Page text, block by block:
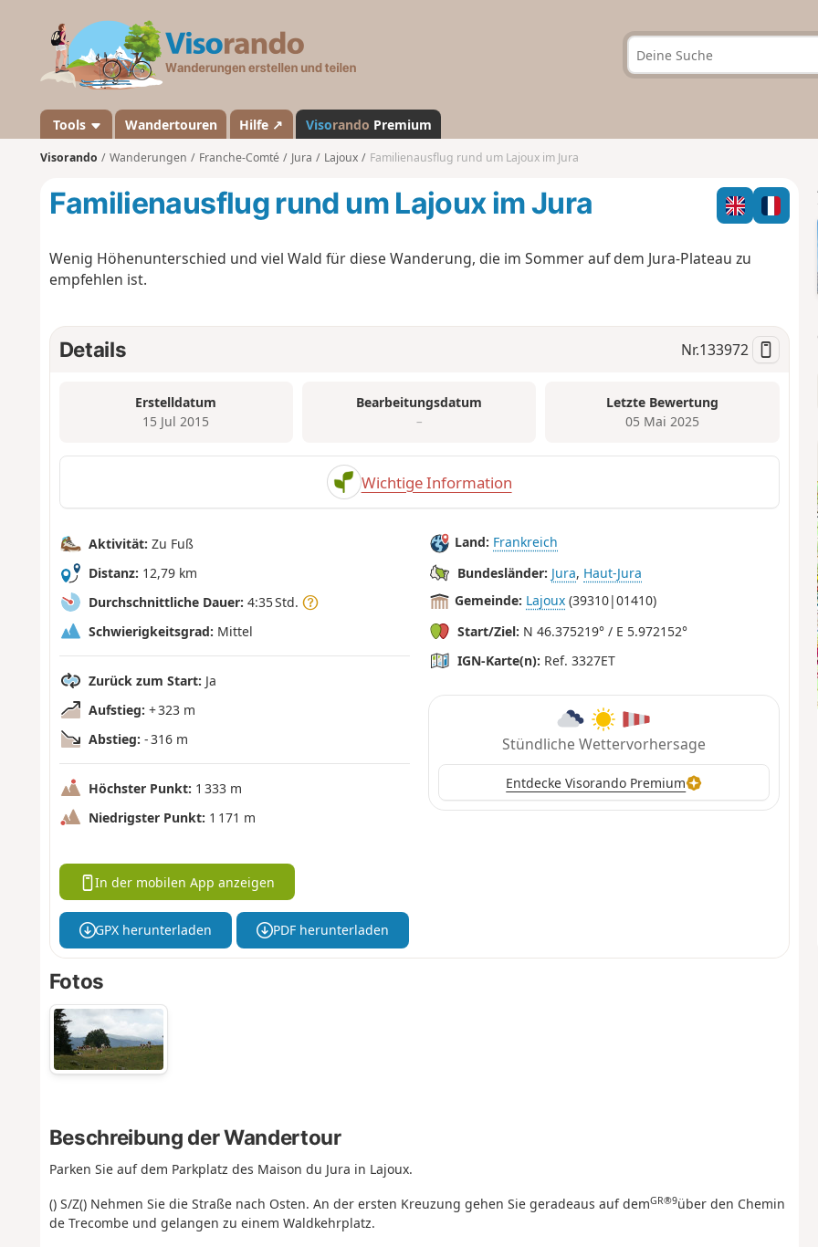
a
n
d
Tools Wandertouren Hilfe ↗ Visorando Premium
Visorando Wanderungen Franche-Comté Jura Lajoux Familienausflug rund um Lajoux im Jura
Familienausflug rund um Lajoux im Jura
Wenig Höhenunterschied und viel Wald für diese Wanderung, die im Sommer auf dem Jura-Plateau zu
empfehlen ist.
Details Nr.133972
Erstelldatum
15 Jul 2015
Bearbeitungsdatum
–
Letzte Bewertung
05 Mai 2025
Wichtige Information
Aktivität: Zu Fuß
Distanz: 12,79 km
Durchschnittliche Dauer: 4:35 Std.
Schwierigkeitsgrad: Mittel
Zurück zum Start: Ja
Aufstieg: + 323 m
Abstieg: - 316 m
Höchster Punkt: 1 333 m
Niedrigster Punkt: 1 171 m
Land: Frankreich
Bundesländer: Jura, Haut-Jura
Gemeinde: Lajoux (39310|01410)
Start/Ziel: N 46.375219° / E 5.972152°
IGN-Karte(n): Ref. 3327ET
Stündliche Wettervorhersage
Entdecke Visorando Premium
In der mobilen App anzeigen
GPX herunterladen PDF herunterladen
Fotos
Beschreibung der Wandertour
Parken Sie auf dem Parkplatz des Maison du Jura in Lajoux.
() S/Z() Nehmen Sie die Straße nach Osten. An der ersten Kreuzung gehen Sie geradeaus auf demGR®9über den Chemin
de Trecombe und gelangen zu einem Waldkehrplatz.